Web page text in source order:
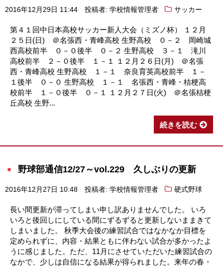
2016年12月29日 11:44 投稿者: 学校情報管理者 サッカー
第４１回中日本高校サッカー新人大会（ミズノ杯） １２月
２５日(日) ＠名張西・青峰高校 生野高校 ０－２ 岡崎城
西高校前半 ０－０後半 ０－２ 生野高校 ３－１ 滝川
高校前半 ２－０後半 １－１ １２月２６日(月) ＠名張
西・青峰高校 生野高校 １－１ 奈良育英高校前半 １－
１後半 ０－０ 生野高校 １－１ 名張西・青峰・桔梗高
校前半 １－０後半 ０－１ １２月２７日(火) ＠名張桔梗
丘高校 生野...
続きを読む
野球部通信12/27～vol.229 久しぶりの更新
2016年12月27日 10:48 投稿者: 学校情報管理者 硬式野球
長い間更新が滞ってしまい申し訳ありませんでした。 いろ
いろと後回しにしている間にずるずると更新しないままきて
しまいました。 秋季大会後の練習試合ではなかなか目標を
定められずに、内容・結果ともに伴わない試合が多かったよ
うに感じました。ただ、11月にさせていただいた練習試合の
なかで、少しは自信になる結果が得られました。来年の春・